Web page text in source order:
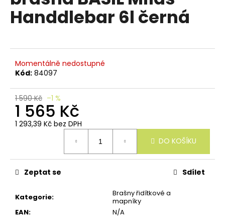
0,0
Handdlebar 6l černá
Momentálně nedostupné
Kód: 84097
1 590 Kč –1 %
1 565 Kč
1 293,39 Kč bez DPH
DO KOŠÍKU
Kategorie:
Brašny řidítkové a
mapníky
EAN: N/A
Zeptat se Sdílet
n
a
t
?
HLEDAT
p
o